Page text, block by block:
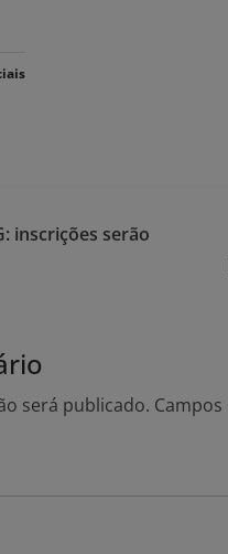
inscrições serão
será publicado.